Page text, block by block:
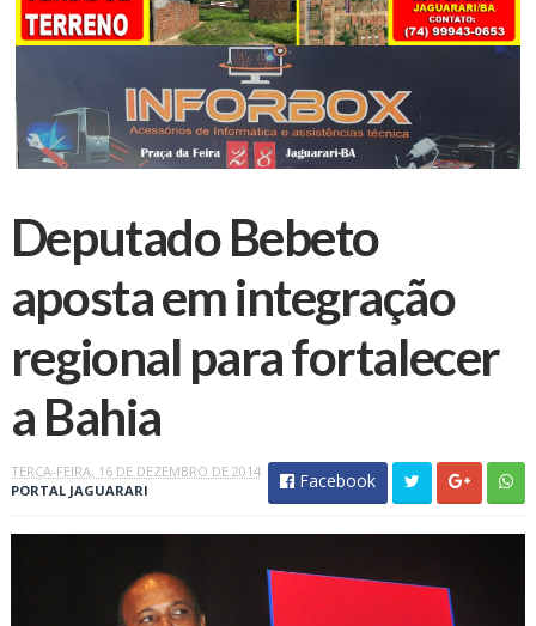
Deputado Bebeto
aposta em integração
regional para fortalecer
TERÇA-FEIRA, 16 DE DEZEMBRO DE 2014
PORTAL JAGUARARI
Facebook